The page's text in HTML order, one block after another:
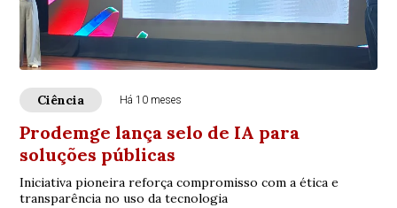
Ciência Há 10 meses
Prodemge lança selo de IA para
soluções públicas
Iniciativa pioneira reforça compromisso com a ética e
transparência no uso da tecnologia